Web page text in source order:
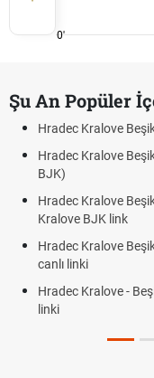
0'
Şu An Popüler
Hradec Kralove
Hradec Kralove
BJK)
Hradec Kralove
Kralove BJK link
Hradec Kralove
canlı linki
Hradec Kralove -
linki